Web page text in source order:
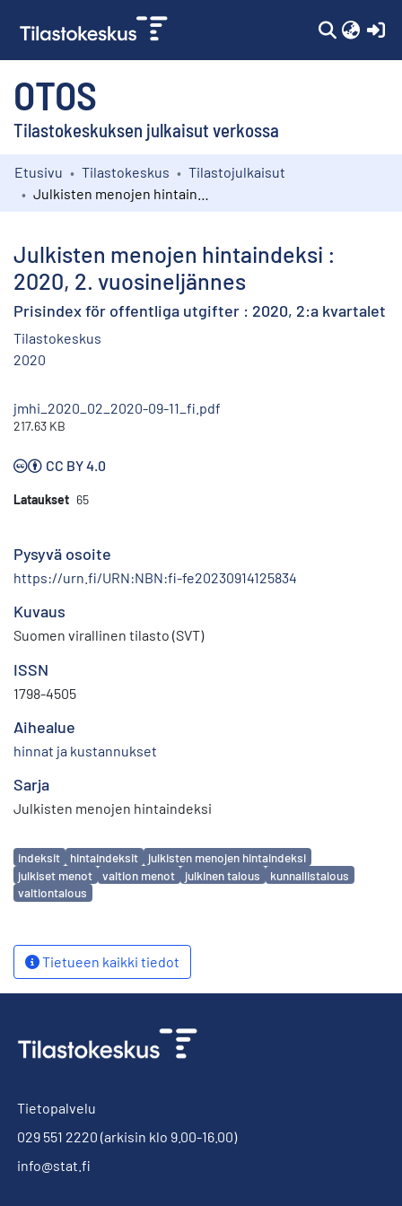
OTOS
Tilastokeskuksen julkaisut verkossa
Kokoelmat
Etusivu Tilastokeskus
Tilastojulkaisut
Julkisten menojen hintaindeksi :
2020, 2. vuosineljännes
Prisindex för offentliga utgifter : 2020, 2:a kvartalet
Tilastokeskus
2020
jmhi_2020_02_2020-09-11_fi.pdf
217.63 KB
CC BY 4.0
Lataukset 65
Pysyvä osoite
https://urn.fi/URN:NBN:fi-fe20230914125834
Kuvaus
Suomen virallinen tilasto (SVT)
ISSN
1798-4505
Aihealue
hinnat ja kustannukset
Sarja
Julkisten menojen hintaindeksi
Avainsanat
indeksit hintaindeksit
julkisten menojen hintaindeksi
julkiset menot
valtion menot julkinen talous
kunnallistalous
valtiontalous
Tietueen kaikki tiedot
Tietopalvelu
029 551 2220 (arkisin klo 9.00-16.00)
info@stat.fi